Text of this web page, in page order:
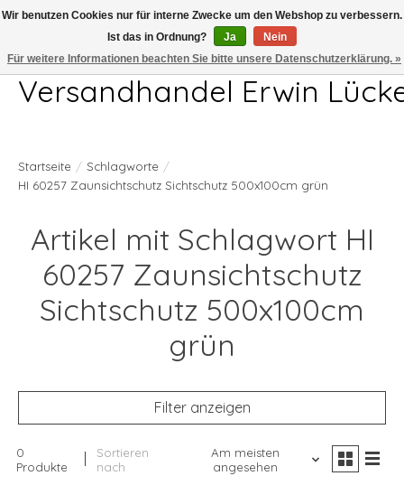
Telefon 04407 715872 MO-DO 7.00-17.00Uhr FR 7.00-13.00Uhr
Versandhandel Erwin
Startseite / Schlagworte /
HI 60257 Zaunsichtschutz Sichtschutz 500x100cm grün
Artikel mit Schlagwort HI
60257 Zaunsichtschutz
Sichtschutz 500x100cm
grün
Filter anzeigen
0
Produkte
Sortieren
nach
Am meisten
angesehen
Wir benutzen Cookies nur für interne Zwecke um den Webshop zu verbessern.
Ist das in Ordnung?
Ja
Nein
Für weitere Informationen beachten Sie bitte unsere Datenschutzerklärung. »